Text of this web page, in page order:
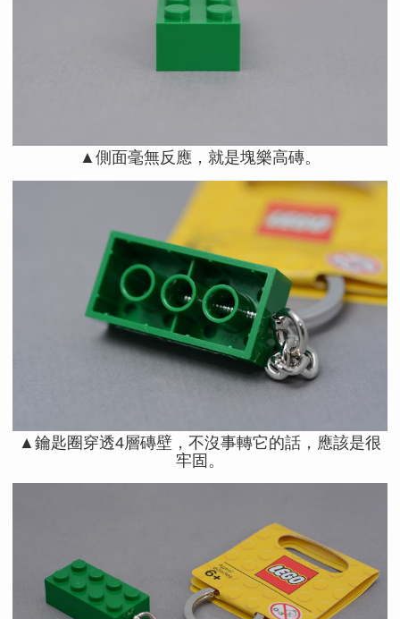
▲側面毫無反應，就是塊樂高磚。
▲鑰匙圈穿透4層磚壁，不沒事轉它的話，應該是很
牢固。